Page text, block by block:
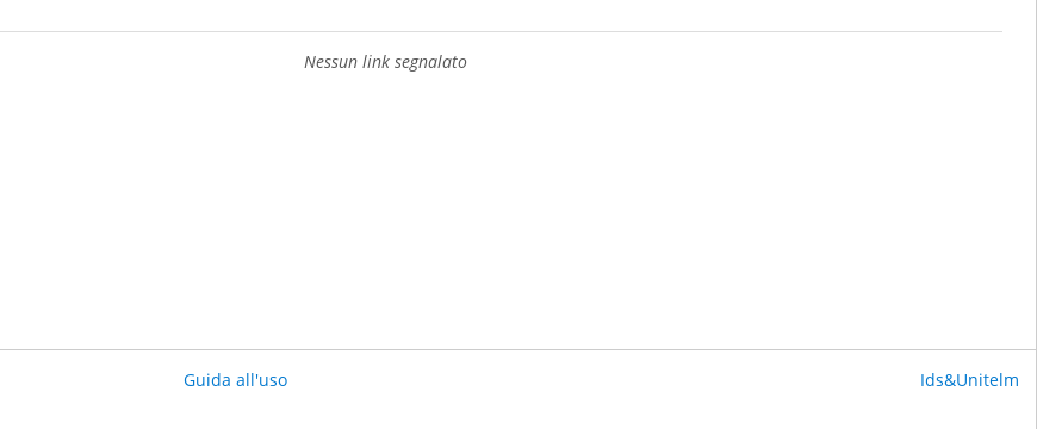
Nessun link segnalato
Guida all'uso Ids&Unitelm